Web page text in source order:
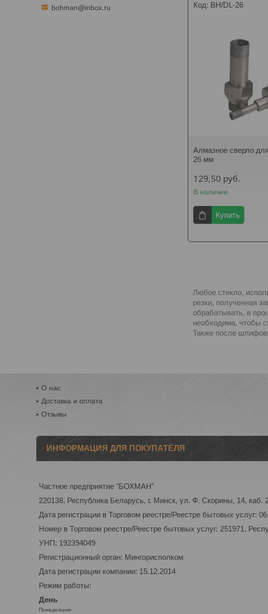
BH/DL-26
Алмазное сверло
26 мм
129,50 руб.
В наличии
Купить
Любое стекло,
резки, полученная
обрабатывать, в
необходима, чтобы
Также после
bohman@inbox.ru
О нас
Доставка и оплата
Отзывы
ИНФОРМАЦИЯ ДЛЯ ПОКУПАТЕЛЯ
Частное предприятие "БОХМАН"
220138, Республика Беларусь, г. Минск, ул. Ф. Скорины, 14, каб.
Дата регистрации в Торговом реестре/Реестре бытовых услуг:
Номер в Торговом реестре/Реестре бытовых услуг: 251971,
УНП: 192394049
Регистрационный орган: Мингорисполком
Дата регистрации компании: 15.12.2014
Режим работы:
День
Понедельник